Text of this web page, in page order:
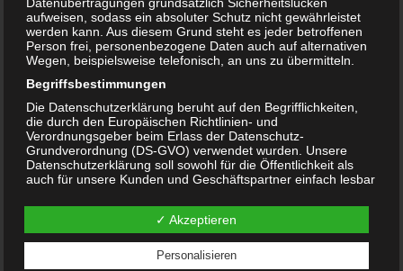
Hier finden Sie uns
Adresse
StudioMM
Am Hang 3
88239 Wangen im Allgäu
aufweisen, sodass ein absoluter Schutz nicht gewährleistet
werden kann. Aus diesem Grund steht es jeder betroffenen
Person frei, personenbezogene Daten auch auf alternativen
Wegen, beispielsweise telefonisch, an uns zu übermitteln.
Begriffsbestimmungen
Die Datenschutzerklärung beruht auf den Begrifflichkeiten,
die durch den Europäischen Richtlinien- und
Verordnungsgeber beim Erlass der Datenschutz-
Grundverordnung (DS-GVO) verwendet wurden. Unsere
Datenschutzerklärung soll sowohl für die Öffentlichkeit als
auch für unsere Kunden und Geschäftspartner einfach lesbar
wir vorab die verwendeten Begrifflichkeiten erläutern.
Wir verwenden in dieser Datenschutzerklärung unter
anderem die folgenden Begriffe:
✓ Akzeptieren
Personalisieren